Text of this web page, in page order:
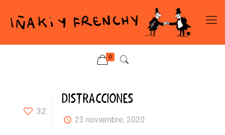
0
32
DISTRACCIONES
23 noviembre, 2020